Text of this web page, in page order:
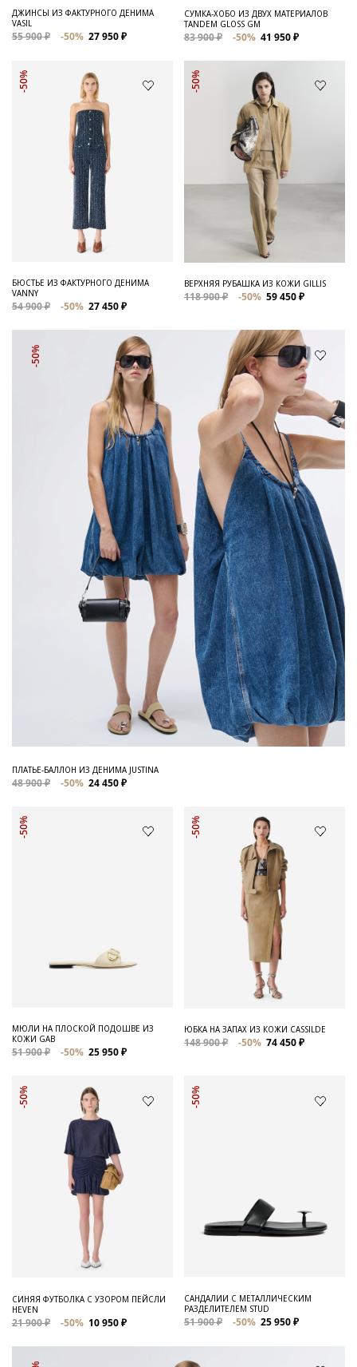
ДЖИНСЫ ИЗ ФАКТУРНОГО ДЕНИМА
VASIL
55 900 ₽ -50% 27 950 ₽
СУМКА-ХОБО ИЗ ДВУХ МАТЕРИАЛОВ
TANDEM GLOSS GM
83 900 ₽ -50% 41 950 ₽
-50%
БЮСТЬЕ ИЗ ФАКТУРНОГО ДЕНИМА
VANNY
54 900 ₽ -50% 27 450 ₽
-50%
ВЕРХНЯЯ РУБАШКА ИЗ КОЖИ GILLIS
118 900 ₽ -50% 59 450 ₽
-50%
ПЛАТЬЕ-БАЛЛОН ИЗ ДЕНИМА JUSTINA
48 900 ₽ -50% 24 450 ₽
-50%
МЮЛИ НА ПЛОСКОЙ ПОДОШВЕ ИЗ
КОЖИ GAB
51 900 ₽ -50% 25 950 ₽
-50%
ЮБКА НА ЗАПАХ ИЗ КОЖИ CASSILDE
148 900 ₽ -50% 74 450 ₽
-50%
СИНЯЯ ФУТБОЛКА С УЗОРОМ ПЕЙСЛИ
HEVEN
21 900 ₽ -50% 10 950 ₽
-50%
САНДАЛИИ С МЕТАЛЛИЧЕСКИМ
РАЗДЕЛИТЕЛЕМ STUD
51 900 ₽ -50% 25 950 ₽